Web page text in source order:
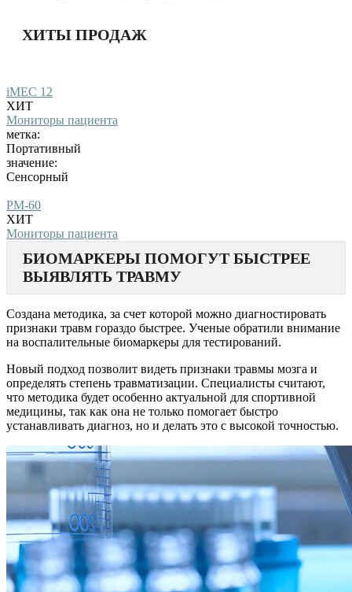
ХИТЫ ПРОДАЖ
iMEC 12
ХИТ
Мониторы пациента
метка:
Портативный
значение:
Сенсорный
PM-60
ХИТ
Мониторы пациента
БИОМАРКЕРЫ ПОМОГУТ БЫСТРЕЕ
ВЫЯВЛЯТЬ ТРАВМУ
Создана методика, за счет которой можно диагностировать
признаки травм гораздо быстрее. Ученые обратили внимание
на воспалительные биомаркеры для тестирований.
Новый подход позволит видеть признаки травмы мозга и
определять степень травматизации. Специалисты считают,
что методика будет особенно актуальной для спортивной
медицины, так как она не только помогает быстро
устанавливать диагноз, но и делать это с высокой точностью.